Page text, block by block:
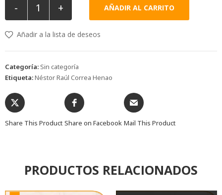
- + AÑADIR AL CARRITO
Añadir a la lista de deseos
Categoría: Sin categoría
Etiqueta:Néstor Raúl Correa Henao
Share This Product Share on Facebook Mail This Product
PRODUCTOS RELACIONADOS